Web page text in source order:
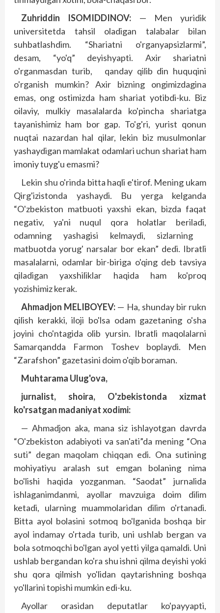
Zuhriddin ISOMIDDINOV: — Men yuridik
universitetda tahsil oladigan talabalar bilan
suhbatlashdim. “Shariatni o'rganyapsizlarmi”,
desam, “yo'q” deyishyapti. Axir shariatni
o'rganmasdan turib, qanday qilib din huquqini
o'rganish mumkin? Axir bizning ongimizdagina
emas, ong ostimizda ham shariat yotibdi-ku. Biz
oilaviy, mulkiy masalalarda ko'pincha shariatga
tayanishimiz ham bor gap. To'g'ri, yurist qonun
nuqtai nazardan hal qilar, lekin biz musulmonlar
yashaydigan mamlakat odamlari uchun shariat ham
imoniy tuyg'u emasmi?
Lekin shu o'rinda bitta haqli e'tirof. Mening ukam
Qirg'izistonda yashaydi. Bu yerga kelganda
“O'zbekiston matbuoti yaxshi ekan, bizda faqat
negativ, ya'ni nuqul qora holatlar beriladi,
odamning yashagisi kelmaydi, sizlarning
matbuotda yorug' narsalar bor ekan” dedi. Ibratli
masalalarni, odamlar bir-biriga o'qing deb tavsiya
qiladigan yaxshiliklar haqida ham ko'proq
yozishimiz kerak.
Ahmadjon MELIBOYEV: — Ha, shunday bir rukn
qilish kerakki, iloji bo'lsa odam gazetaning o'sha
joyini cho'ntagida olib yursin. Ibratli maqolalarni
Samarqandda Farmon Toshev boplaydi. Men
“Zarafshon” gazetasini doim o'qib boraman.
Muhtarama Ulug'ova,
jurnalist, shoira, O'zbekistonda xizmat
ko'rsatgan madaniyat xodimi:
— Ahmadjon aka, mana siz ishlayotgan davrda
“O'zbekiston adabiyoti va san'ati”da mening “Ona
suti” degan maqolam chiqqan edi. Ona sutining
mohiyatiyu aralash sut emgan bolaning nima
bo'lishi haqida yozganman. “Saodat” jurnalida
ishlaganimdanmi, ayollar mavzuiga doim dilim
ketadi, ularning muammolaridan dilim o'rtanadi.
Bitta ayol bolasini sotmoq bo'lganida boshqa bir
ayol indamay o'rtada turib, uni ushlab bergan va
bola sotmoqchi bo'lgan ayol yetti yilga qamaldi. Uni
ushlab bergandan ko'ra shu ishni qilma deyishi yoki
shu qora qilmish yo'lidan qaytarishning boshqa
yo'llarini topishi mumkin edi-ku.
Ayollar orasidan deputatlar ko'payyapti,